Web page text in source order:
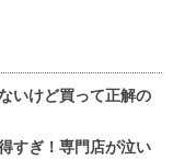
いけど買って正解の
すぎ！専門店が泣い